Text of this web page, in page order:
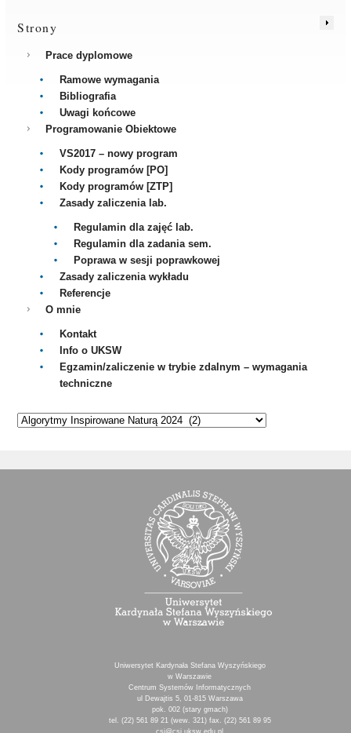
Strony
Prace dyplomowe
Ramowe wymagania
Bibliografia
Uwagi końcowe
Programowanie Obiektowe
VS2017 – nowy program
Kody programów [PO]
Kody programów [ZTP]
Zasady zaliczenia lab.
Regulamin dla zajęć lab.
Regulamin dla zadania sem.
Poprawa w sesji poprawkowej
Zasady zaliczenia wykładu
Referencje
O mnie
Kontakt
Info o UKSW
Egzamin/zaliczenie w trybie zdalnym – wymagania
techniczne
Kategorie
Uniwersytet Kardynała Stefana Wyszyńskiego
w Warszawie
Centrum Systemów Informatycznych
ul Dewajtis 5, 01-815 Warszawa
pok. 002 (stary gmach)
tel. (22) 561 89 21 (wew. 321) fax. (22) 561 89 95
csi@csi.uksw.edu.pl